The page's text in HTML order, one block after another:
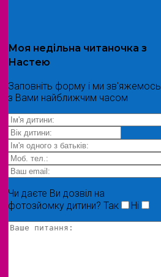
Моя недільна читаночка з
Настею
Заповніть форму і ми зв'яжемось
з Вами найближчим часом
Чи даєте Ви дозвіл на
фотозйомку дитини? Так Ні